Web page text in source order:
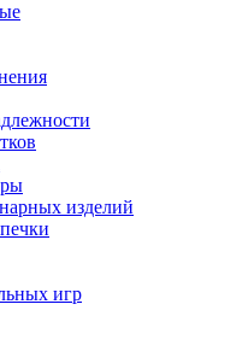
изделий
игр